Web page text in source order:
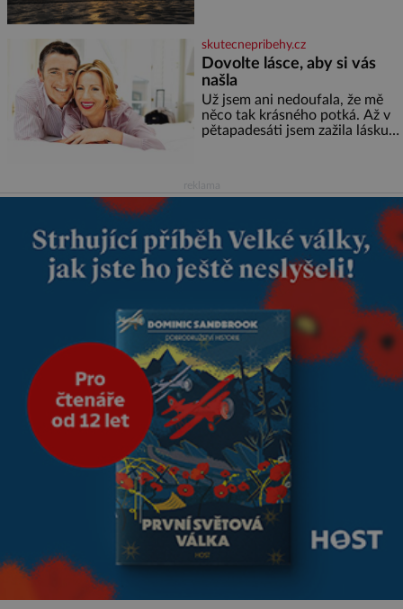
Proč má pláž takové netypické
zbarvení? Nakolik jsou pravd
skutecnepribehy.cz
Dovolte lásce, aby si vás
našla
Už jsem ani nedoufala, že mě
něco tak krásného potká. Až v
pětapadesáti jsem zažila lásku
nás dali dohromady, Toník byl
dobře zaopatřený mladý muž.
Manželství nám oběma moc
nesvědčilo, brzy jsme zjistili, že